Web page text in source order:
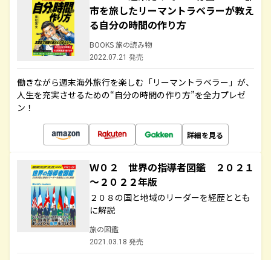
市を旅したリーマントラベラーが教え
る自分の時間の作り方
BOOKS 旅の読み物
2022.07.21 発売
働きながら週末海外旅行を楽しむ「リーマントラベラー」が、
人生を充実させるための“自分の時間の作り方”を全力プレゼ
ン！
詳細を見る
Ｗ０２ 世界の指導者図鑑 ２０２１
～２０２２年版
２０８の国と地域のリーダーを経歴ととも
に解説
旅の図鑑
2021.03.18 発売